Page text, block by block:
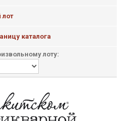
каталога
лоту: